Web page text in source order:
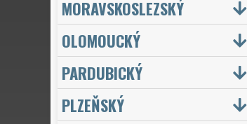
MORAVSKOSLEZSKÝ
OLOMOUCKÝ
PARDUBICKÝ
PLZEŇSKÝ